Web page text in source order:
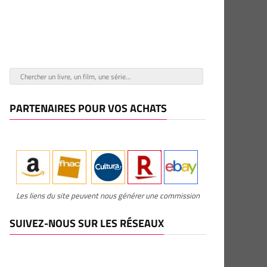
PARTENAIRES POUR VOS ACHATS
Les liens du site peuvent nous générer une commission
SUIVEZ-NOUS SUR LES RÉSEAUX